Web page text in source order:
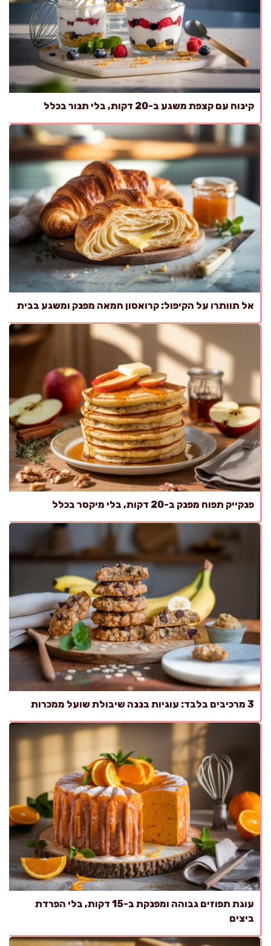
קינוח עם קצפת משגע ב-20 דקות, בלי תנור בכלל
אל תוותרו על הקיפול: קרואסון חמאה מפנק ומשגע בבית
פנקייק תפוח מפנק ב-20 דקות, בלי מיקסר בכלל
3 מרכיבים בלבד: עוגיות בננה שיבולת שועל ממכרות
עוגת תפוזים גבוהה ומפנקת ב-15 דקות, בלי הפרדת
ביצים